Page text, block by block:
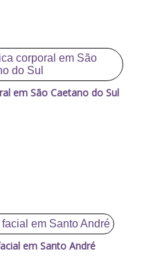
em São Caetano do Sul
em Santo André